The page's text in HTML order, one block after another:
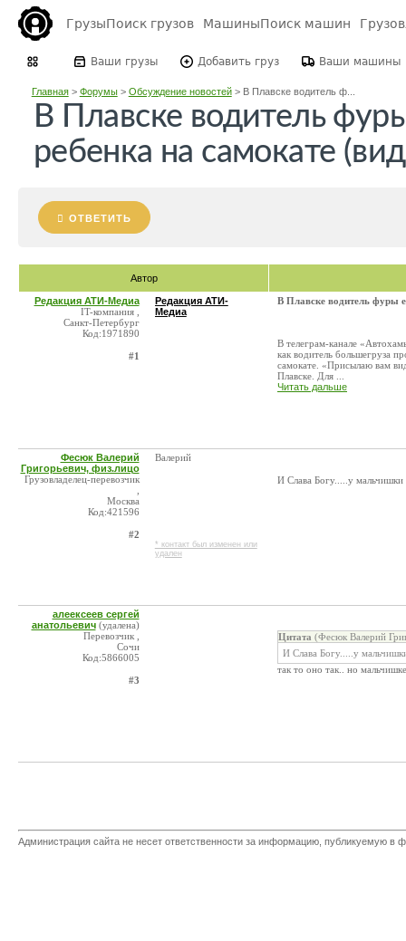
ГрузыПоиск грузов МашиныПоиск машин
Ваши грузы Добавить груз Ваши машины
Главная> Форумы> Обсуждение новостей> В Плавске водитель ф...
В Плавске водитель
ребенка на самокате
ОТВЕТИТЬ
Автор
Редакция АТИ-Медиа
IT-компания ,
Санкт-Петербург
Код:1971890
#1
Редакция АТИ-
Медиа
В Плавске водитель фуры
В телеграм-канале
как водитель большегруза
самокате. «Присылаю вам
Плавске. Для ...
Читать дальше
Фесюк Валерий
Григорьевич, физ.лицо
Грузовладелец-перевозчик
Москва
Код:421596
#2
Валерий
* контакт был изменен или
удален
И Слава Богу.....у
алеексеев сергей
анатольевич (удалена)
Перевозчик ,
Сочи
Код:5866005
#3
Цитата (Фесюк Валерий
И Слава Богу.....у
так то оно так.. но
Администрация сайта не несет ответственности за информацию, публикуемую